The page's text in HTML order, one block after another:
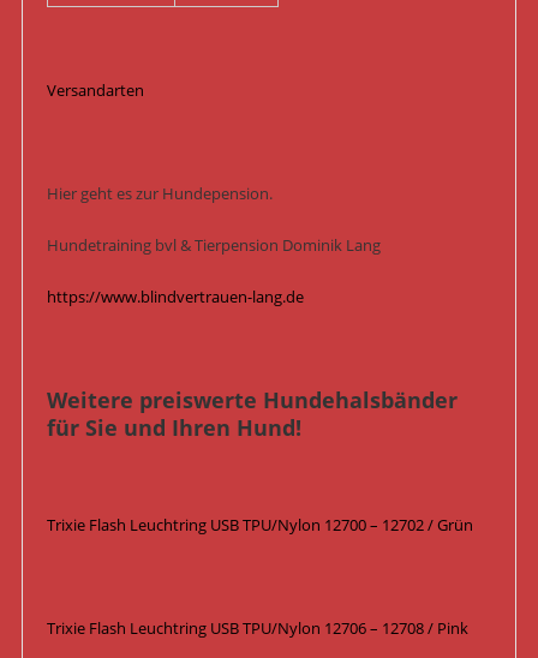
Versandarten
Hier geht es zur Hundepension.
Hundetraining bvl & Tierpension Dominik Lang
https://www.blindvertrauen-lang.de
Weitere preiswerte Hundehalsbänder
für Sie und Ihren Hund!
Trixie Flash Leuchtring USB TPU/Nylon 12700 – 12702 / Grün
Trixie Flash Leuchtring USB TPU/Nylon 12706 – 12708 / Pink